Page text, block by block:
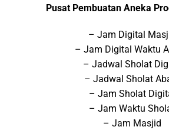
Pusat Pembuatan Aneka
– Jam Digital
– Jam Digital Waktu
– Jadwal Sholat
– Jadwal Sholat
– Jam Sholat
– Jam Waktu
– Jam Masjid